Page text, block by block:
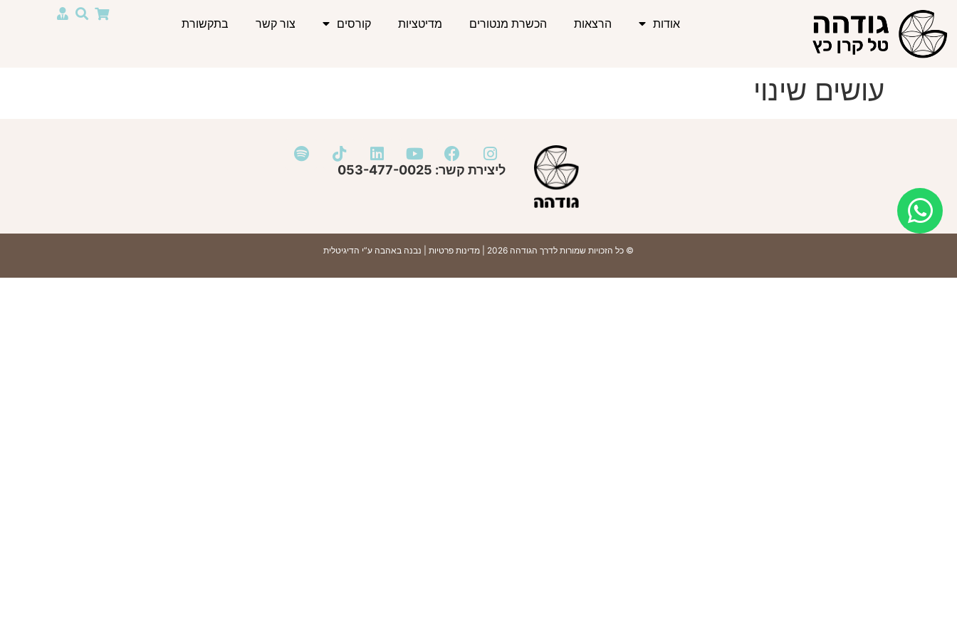
אודות הרצאות הכשרת מנטורים מדיטציות קורסים צור קשר בתקשורת
עושים שינוי
ליצירת קשר: 053-477-0025
© כל הזכויות שמורות לדרך הגודהה 2026 | מדינות פרטיות | נבנה באהבה ע”י הדיגיטלית